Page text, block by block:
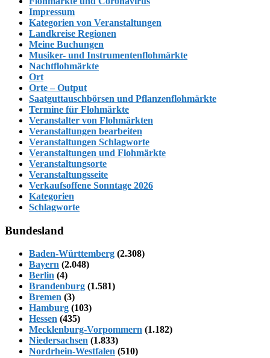
Impressum
Kategorien von Veranstaltungen
Landkreise Regionen
Meine Buchungen
Musiker- und Instrumentenflohmärkte
Nachtflohmärkte
Ort
Orte – Output
Saatguttauschbörsen und Pflanzenflohmärkte
Termine für Flohmärkte
Veranstalter von Flohmärkten
Veranstaltungen bearbeiten
Veranstaltungen Schlagworte
Veranstaltungen und Flohmärkte
Veranstaltungsorte
Veranstaltungsseite
Verkaufsoffene Sonntage 2026
Kategorien
Schlagworte
Bundesland
Baden-Württemberg (2.308)
Bayern (2.048)
Berlin (4)
Brandenburg (1.581)
Bremen (3)
Hamburg (103)
Hessen (435)
Mecklenburg-Vorpommern (1.182)
Niedersachsen (1.833)
Nordrhein-Westfalen (510)